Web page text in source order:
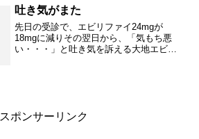
出てきて。やだっ！飲...
吐き気がまた
先日の受診で、エビリファイ24mgが
18mgに減りその翌日から、「気もち悪
い・・・」と吐き気を訴える大地エビリ
スポンサーリンク